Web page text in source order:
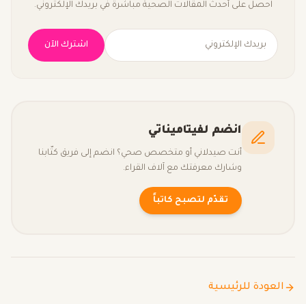
احصل على أحدث المقالات الصحية مباشرة في بريدك الإلكتروني.
اشترك الآن
انضم لفيتاميناتي
أنت صيدلاني أو متخصص صحي؟ انضم إلى فريق كتّابنا
وشارك معرفتك مع آلاف القراء.
تقدّم لتصبح كاتباً
العودة للرئيسية